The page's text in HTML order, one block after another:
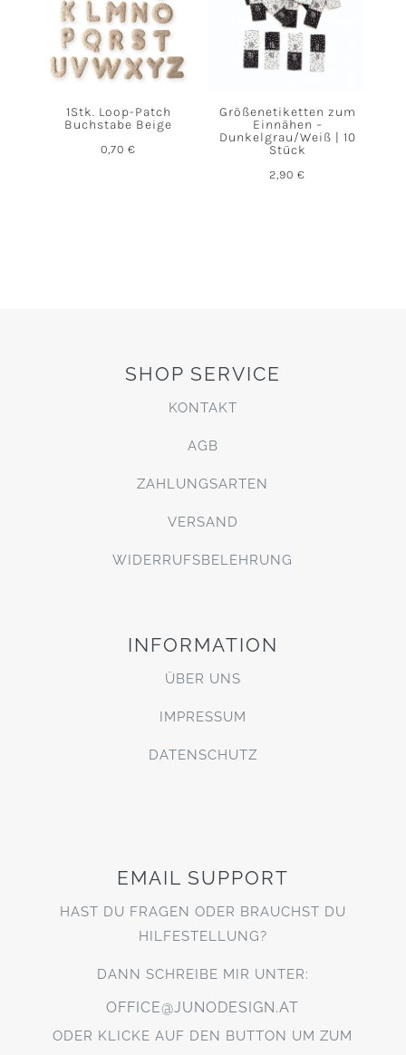
1Stk. Loop-Patch
Buchstabe Beige
0,70€
Größenetiketten zum
Einnähen –
Dunkelgrau/Weiß | 10
Stück
2,90€
SHOP SERVICE
KONTAKT
AGB
ZAHLUNGSARTEN
VERSAND
WIDERRUFSBELEHRUNG
INFORMATION
ÜBER UNS
IMPRESSUM
DATENSCHUTZ
EMAIL SUPPORT
HAST DU FRAGEN ODER BRAUCHST DU
HILFESTELLUNG?
DANN SCHREIBE MIR UNTER:
OFFICE@JUNODESIGN.AT
ODER KLICKE AUF DEN BUTTON UM ZUM